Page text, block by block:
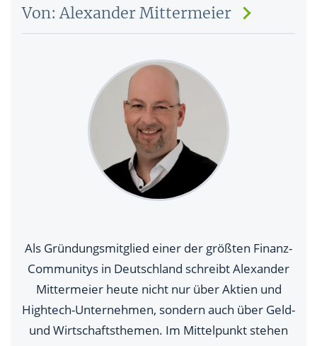
Von: Alexander Mittermeier
Als Gründungsmitglied einer der größten Finanz-
Communitys in Deutschland schreibt Alexander
Mittermeier heute nicht nur über Aktien und
Hightech-Unternehmen, sondern auch über Geld-
und Wirtschaftsthemen. Im Mittelpunkt stehen